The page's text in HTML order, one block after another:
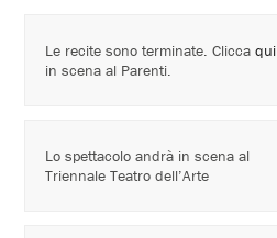
Le recite sono terminate. Cliccaqui
in scena al Parenti.
Lo spettacolo andrà in scena al
Triennale Teatro dell’Arte